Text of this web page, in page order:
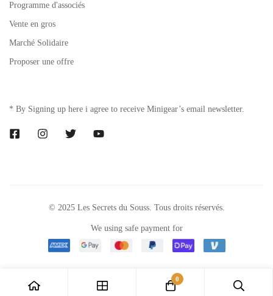
Programme d'associés
Vente en gros
Marché Solidaire
Proposer une offre
* By Signing up here i agree to receive Minigear’s email newsletter.
© 2025 Les Secrets du Souss. Tous droits réservés.
We using safe payment for
0